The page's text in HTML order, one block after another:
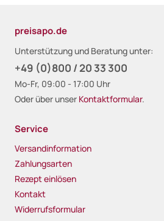
preisapo.de
Unterstützung und Beratung unter:
+49 (0)800 / 20 33 300
Mo-Fr, 09:00 - 17:00 Uhr
Oder über unser Kontaktformular.
Service
Versandinformation
Zahlungsarten
Rezept einlösen
Kontakt
Widerrufsformular